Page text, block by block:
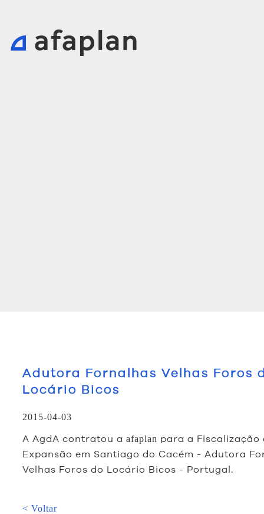
Adutora Fornalhas Velhas Foros
Locário Bicos
2015-04-03
A AgdA contratou a afaplan para a Fiscalização
Expansão em Santiago do Cacém - Adutora
Velhas Foros do Locário Bicos - Portugal.
< Voltar